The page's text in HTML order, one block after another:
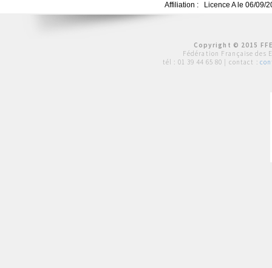
Affiliation :
Licence A le 06/09/
Copyright © 2015
Fédération Française des
tél : 01 39 44 65 80 | contact :